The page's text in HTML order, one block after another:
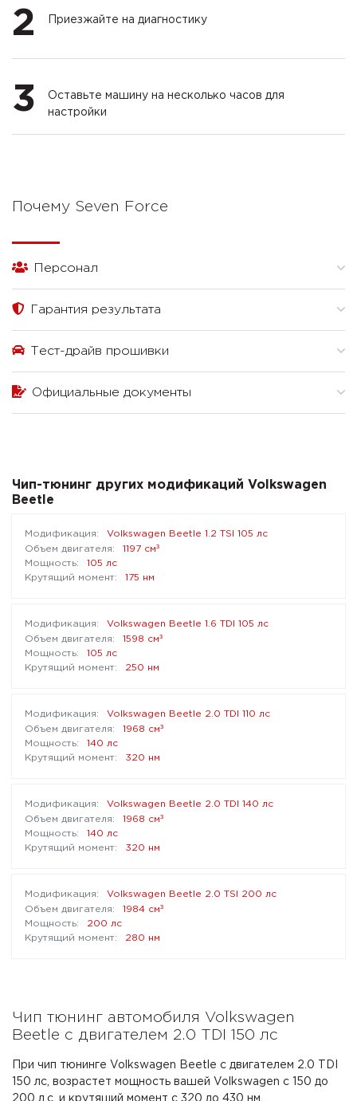
2 Приезжайте на диагностику
3
Оставьте машину на несколько часов для
настройки
Почему Seven Force
Персонал
Гарантия результата
Тест-драйв прошивки
Официальные документы
Чип-тюнинг других модификаций Volkswagen
Beetle
Volkswagen Beetle 1.2 TSI 105 лс
1197 см³
105 лс
175 нм
Volkswagen Beetle 1.6 TDI 105 лс
1598 см³
105 лс
250 нм
Volkswagen Beetle 2.0 TDI 110 лс
1968 см³
140 лс
320 нм
Volkswagen Beetle 2.0 TDI 140 лс
1968 см³
140 лс
320 нм
Volkswagen Beetle 2.0 TSI 200 лс
1984 см³
200 лс
280 нм
Чип тюнинг автомобиля Volkswagen
Beetle с двигателем 2.0 TDI 150 лс
При чип тюнинге Volkswagen Beetle с двигателем 2.0 TDI
150 лс, возрастет мощность вашей Volkswagen с 150 до
200 л.с. и крутящий момент с 320 до 430 нм.